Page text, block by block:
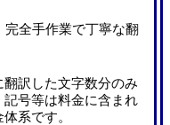
完全手作業で丁寧な翻
訳した文字数分のみ
号等は料金に含まれ
系です。